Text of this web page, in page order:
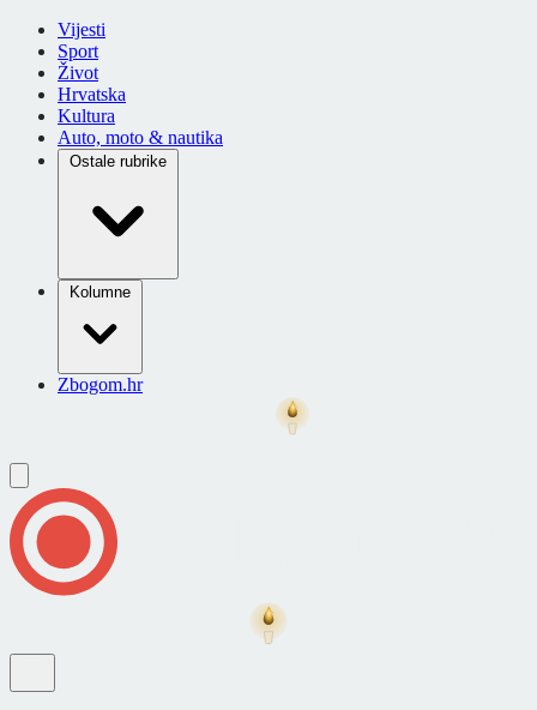
Vijesti
Sport
Život
Hrvatska
Kultura
Auto, moto & nautika
Ostale rubrike
Kolumne
Zbogom.hr